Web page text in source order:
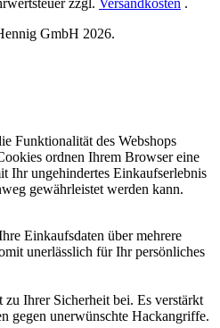
GmbH 2026.
Funktionalität des Webshops
ordnen Ihrem Browser eine
Ihr ungehindertes Einkaufserlebnis
gewährleistet werden kann.
Einkaufsdaten über mehrere
unerlässlich für Ihr persönliches
Ihrer Sicherheit bei. Es verstärkt
gegen unerwünschte Hackangriffe.